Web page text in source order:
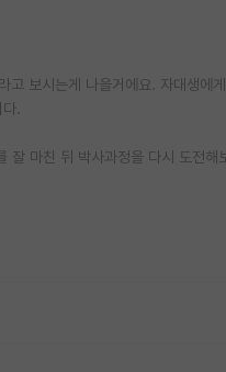
보시는게 나을거에요. 자대생에
.
마친 뒤 박사과정을 다시 도전해